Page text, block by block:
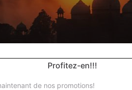
Profitez-en!!!
de nos promotions!